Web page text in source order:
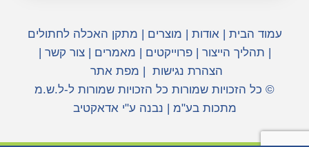
עמוד הבית | אודות | מוצרים | מתקן האכלה לחתולים
| תהליך הייצור |פרוייקטים | מאמרים |צור קשר |
הצהרת נגישות | מפת אתר
© כל הזכויות שמורות כל הזכויות שמורות ל-ל.ש.מ
מתכות בע"מ | נבנה ע"י אדאקטיב